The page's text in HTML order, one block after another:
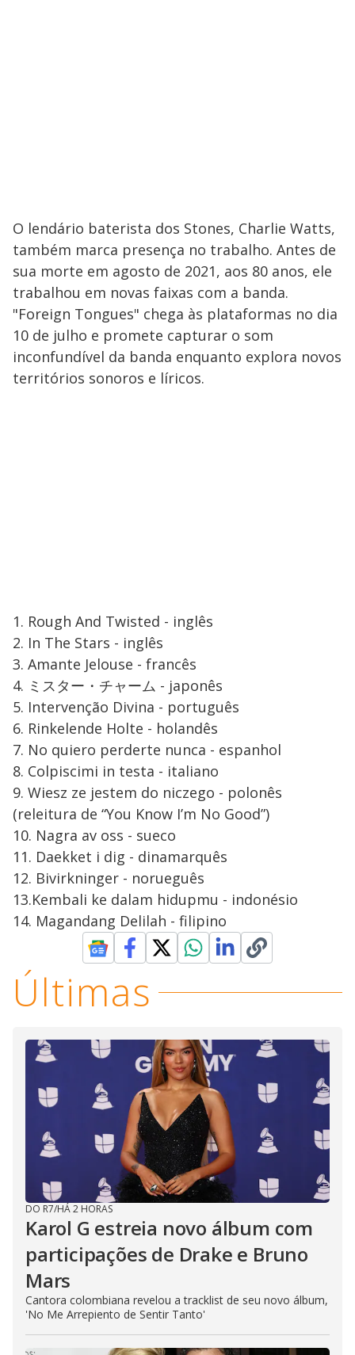
O lendário baterista dos Stones, Charlie Watts,
também marca presença no trabalho. Antes de
sua morte em agosto de 2021, aos 80 anos, ele
trabalhou em novas faixas com a banda.
"Foreign Tongues" chega às plataformas no dia
10 de julho e promete capturar o som
inconfundível da banda enquanto explora novos
territórios sonoros e líricos.
1. Rough And Twisted - inglês
2. In The Stars - inglês
3. Amante Jelouse - francês
4. ミスター・チャーム - japonês
5. Intervenção Divina - português
6. Rinkelende Holte - holandês
7. No quiero perderte nunca - espanhol
8. Colpiscimi in testa - italiano
9. Wiesz ze jestem do niczego - polonês
(releitura de “You Know I’m No Good”)
10. Nagra av oss - sueco
11. Daekket i dig - dinamarquês
12. Bivirkninger - norueguês
13.Kembali ke dalam hidupmu - indonésio
14. Magandang Delilah - filipino
Últimas
DO R7/HÁ 2 HORAS
Karol G estreia novo álbum com
participações de Drake e Bruno
Mars
Cantora colombiana revelou a ​tracklist de seu novo álbum,
'No Me Arrepiento de Sentir Tanto'